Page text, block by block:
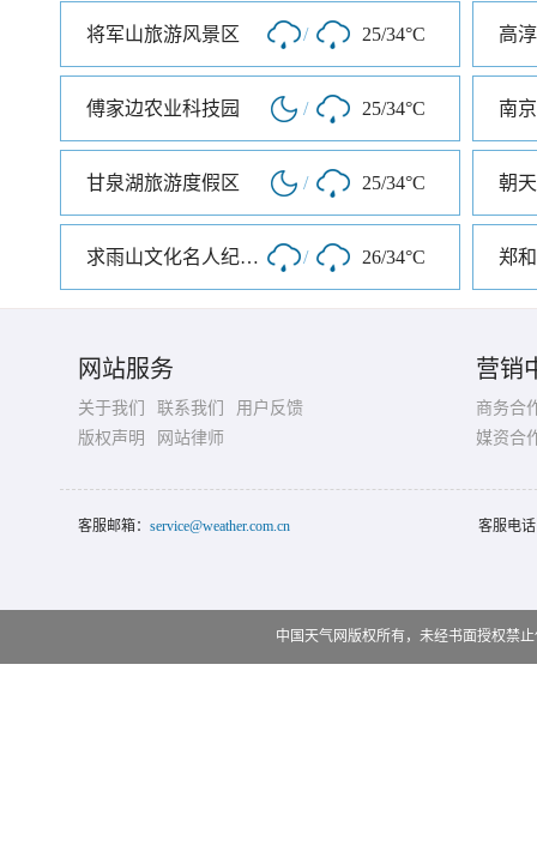
将军山旅游风景区 / 25/34°C 高
傅家边农业科技园 / 25/34°C 南
甘泉湖旅游度假区 / 25/34°C 朝
求雨山文化名人纪念馆 / 26/34°C 郑
网站服务
关于我们 联系我们
用户反馈
版权声明
网站律师
营销
商务合
媒资合
客服邮箱： service@weather.com.cn 客服电
中国天气网版权所有，未经书面授权